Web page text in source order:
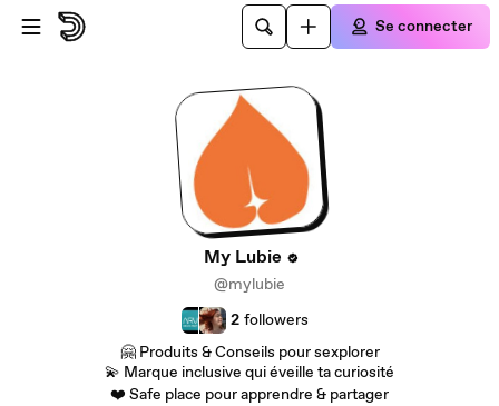
Passer au contenu principal
Se connecter
My Lubie
@mylubie
2 followers
🤗 Produits & Conseils pour sexplorer
💫 Marque inclusive qui éveille ta curiosité
❤️ Safe place pour apprendre & partager